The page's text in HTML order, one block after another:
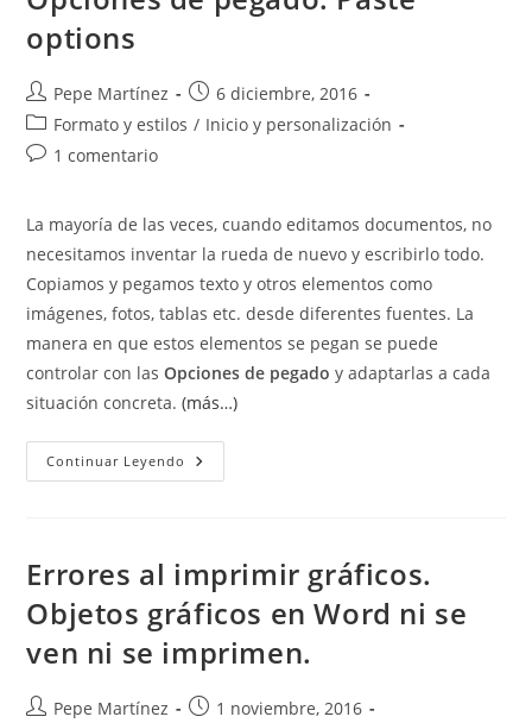
options
Autor
de
la
entrada:
Pepe Martínez
Publicación
de
6 diciembre, 2016
Categoría
de
Formato y estilos / Inicio y personalización
Comentarios
entrada:
1 comentario
La mayoría de las veces, cuando editamos documentos, no
necesitamos inventar la rueda de nuevo y escribirlo todo.
Copiamos y pegamos texto y otros elementos como
imágenes, fotos, tablas etc. desde diferentes fuentes. La
manera en que estos elementos se pegan se puede
controlar con lasOpciones de pegado y adaptarlas a cada
situación concreta.(más…)
Continuar Leyendo Opciones
De
Errores al imprimir gráficos.
Objetos gráficos en Word ni se
ven ni se imprimen.
AutorPepe Martínez
Publicación
1 noviembre, 2016